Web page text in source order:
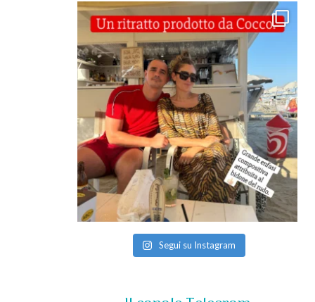
Segui su Instagram